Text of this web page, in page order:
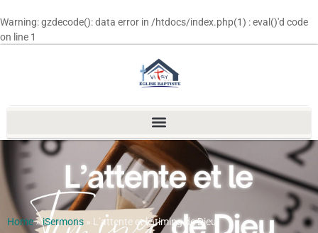
Warning: gzdecode(): data error in /htdocs/index.php(1) : eval()'d code
on line 1
Home»iSermons » L’attente et le timing de Dieu